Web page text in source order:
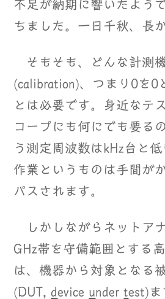
不足が納期に響いたよう
ちました。一日千秋、長
そもそも、どんな計測
(calibration)、つまり0を0
とは必要です。身近なテ
コープにも何にでも要る
う測定周波数はkHz台と
作業というものは手間が
パスされます。
しかしながらネットア
GHz帯を守備範囲とする
は、機器から対象となる
(DUT,device undertest)ま